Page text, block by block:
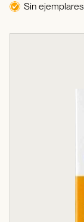
Sin